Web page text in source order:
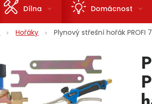
Dílna Domácnost
Hořáky
Plynový střešní hořák